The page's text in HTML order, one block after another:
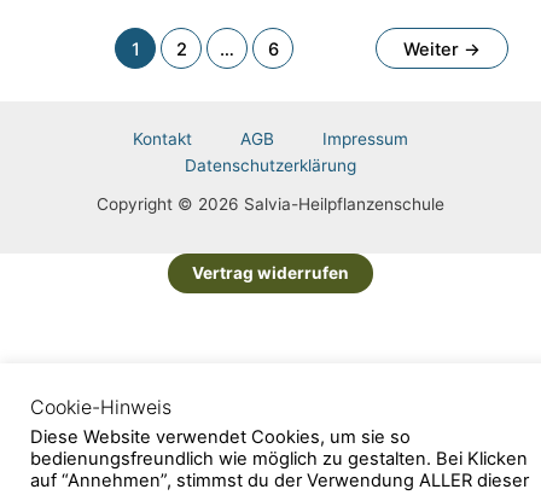
1 2 … 6 Weiter →
Kontakt AGB
Impressum
Datenschutzerklärung
Copyright © 2026 Salvia-Heilpflanzenschule
Vertrag widerrufen
Cookie-Hinweis
Diese Website verwendet Cookies, um sie so
bedienungsfreundlich wie möglich zu gestalten. Bei Klicken
auf “Annehmen”, stimmst du der Verwendung ALLER dieser